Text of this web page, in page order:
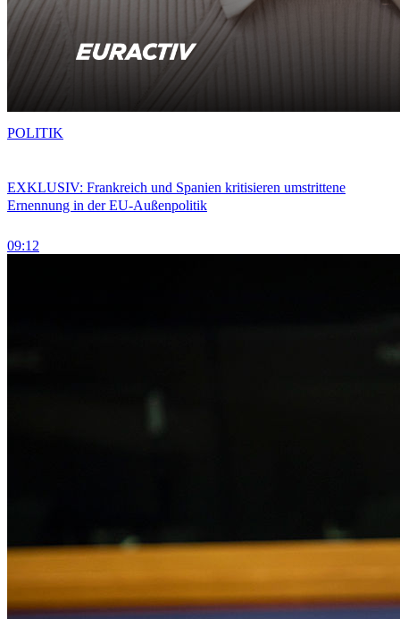
EXKLUSIV: Frankreich und Spanien kritisieren umstrittene
Ernennung in der EU-Außenpolitik
09:12
POLITIK